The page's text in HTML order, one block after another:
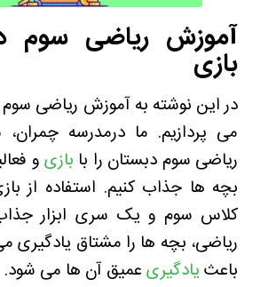
آموزش ریاضی سوم
بازی
در این نوشته به آموزش ریاضی سوم
می پردازیم. ما درمدرسه
ریاضی سوم دبستان را با بازیو
بچه ها جذاب کنیم. استفاده از
کلاس سوم و یک سری ابزار
ریاضی، بچه ها را مشتاق یادگیری
باعثیادگیریعمیق آن ها می شود.